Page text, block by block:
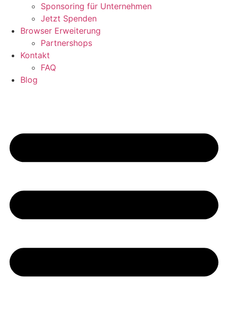
Sponsoring für Unternehmen
Jetzt Spenden
Browser Erweiterung
Partnershops
Kontakt
FAQ
Blog